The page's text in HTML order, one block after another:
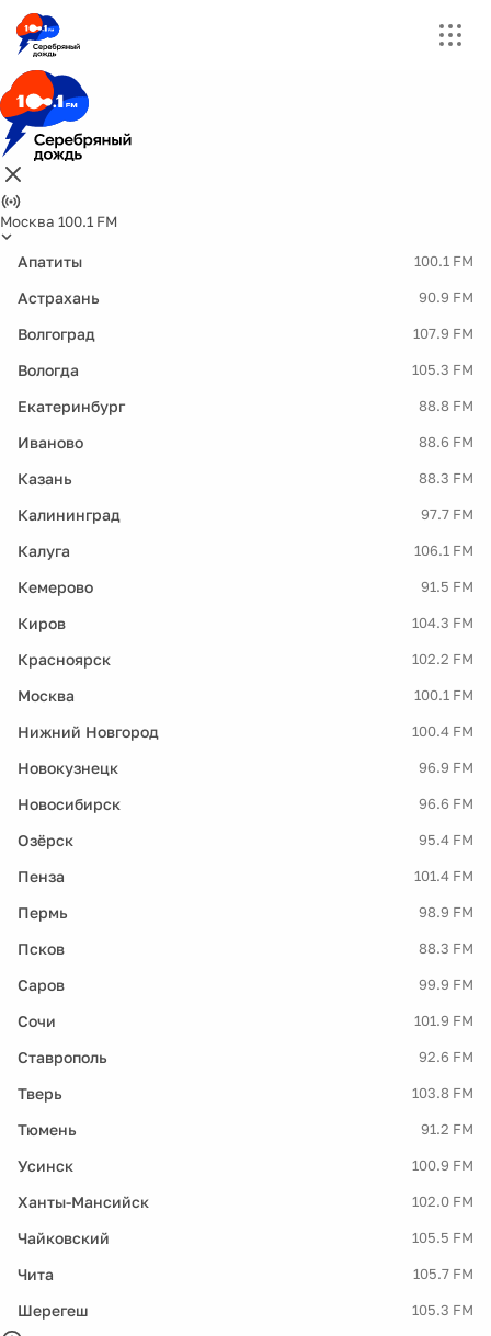
Москва 100.1 FM
Апатиты 100.1 FM
Астрахань 90.9 FM
Волгоград 107.9 FM
Вологда 105.3 FM
Екатеринбург 88.8 FM
Иваново 88.6 FM
Казань 88.3 FM
Калининград 97.7 FM
Калуга 106.1 FM
Кемерово 91.5 FM
Киров 104.3 FM
Красноярск 102.2 FM
Москва 100.1 FM
Нижний Новгород 100.4 FM
Новокузнецк 96.9 FM
Новосибирск 96.6 FM
Озёрск 95.4 FM
Пенза 101.4 FM
Пермь 98.9 FM
Псков 88.3 FM
Саров 99.9 FM
Сочи 101.9 FM
Ставрополь 92.6 FM
Тверь 103.8 FM
Тюмень 91.2 FM
Усинск 100.9 FM
Ханты-Мансийск 102.0 FM
Чайковский 105.5 FM
Чита 105.7 FM
Шерегеш 105.3 FM